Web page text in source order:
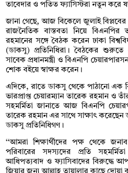
তাবেদার ও পতিত ফ্যাসিস্টরা নতুন করে
জানা গেছে, আজ বিকেলে জুলাই বিপ্লবের
রাজনৈতিক বাস্তবতা নিয়ে বিএনপির
রহমানের সঙ্গে বৈঠক করেন ঢাকা
(ডাকসু) প্রতিনিধিরা। বৈঠকের শুরুতে
সাবেক প্রধানমন্ত্রী ও বিএনপি
শোক বইয়ে স্বাক্ষর করেন।
এদিকে, রাতে ডাকসু থেকে পাঠানো এক
ভারপ্রাপ্ত চেয়ারম্যান তারেক রহমান ও
সহমর্মিতা জানাতে আজ বিএনপি
তারেক রহমান এর সাথে সাক্ষাৎ
ডাকসু প্রতিনিধিগণ।
‘‘আমরা শিক্ষার্থীদের পক্ষ থেকে
পরিবারের সদস্যদের প্রতি
আধিপত্যবাদ ও ফ্যাসিবাদের বিরুদ্ধে